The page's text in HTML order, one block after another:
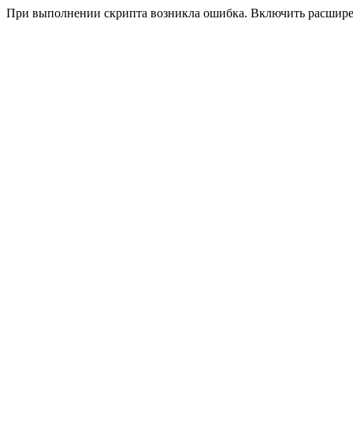
При выполнении скрипта возникла ошибка. Включить